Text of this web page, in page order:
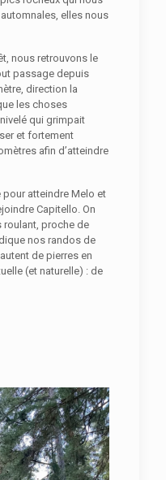
elles nous
nous retrouvons le
passage depuis
direction la
les choses
qui grimpait
et fortement
afin d’atteindre
pour atteindre Melo et
Capitello. On
roulant, proche de
nos randos de
de pierres en
(et naturelle) : de